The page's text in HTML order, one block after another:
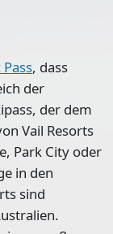
Pass, dass
der
der dem
Vail Resorts
Park City oder
in den
sind